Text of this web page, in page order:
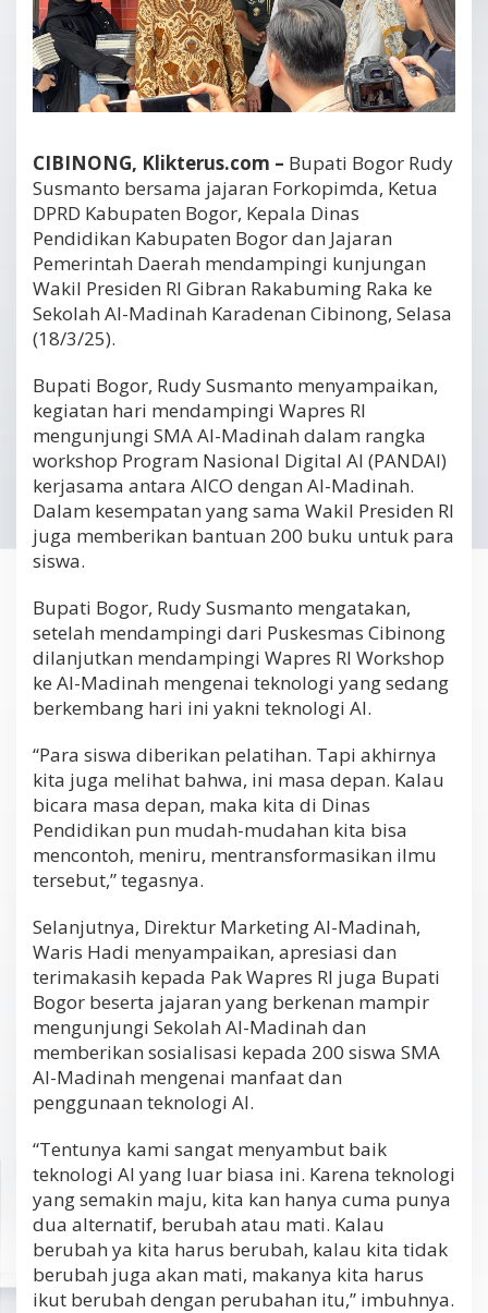
CIBINONG, Klikterus.com – Bupati Bogor Rudy
Susmanto bersama jajaran Forkopimda, Ketua
DPRD Kabupaten Bogor, Kepala Dinas
Pendidikan Kabupaten Bogor dan Jajaran
Pemerintah Daerah mendampingi kunjungan
Wakil Presiden RI Gibran Rakabuming Raka ke
Sekolah Al-Madinah Karadenan Cibinong, Selasa
(18/3/25).
Bupati Bogor, Rudy Susmanto menyampaikan,
kegiatan hari mendampingi Wapres RI
mengunjungi SMA Al-Madinah dalam rangka
workshop Program Nasional Digital AI (PANDAI)
kerjasama antara AICO dengan Al-Madinah.
Dalam kesempatan yang sama Wakil Presiden RI
juga memberikan bantuan 200 buku untuk para
siswa.
Bupati Bogor, Rudy Susmanto mengatakan,
setelah mendampingi dari Puskesmas Cibinong
dilanjutkan mendampingi Wapres RI Workshop
ke Al-Madinah mengenai teknologi yang sedang
berkembang hari ini yakni teknologi AI.
“Para siswa diberikan pelatihan. Tapi akhirnya
kita juga melihat bahwa, ini masa depan. Kalau
bicara masa depan, maka kita di Dinas
Pendidikan pun mudah-mudahan kita bisa
mencontoh, meniru, mentransformasikan ilmu
tersebut,” tegasnya.
Selanjutnya, Direktur Marketing Al-Madinah,
Waris Hadi menyampaikan, apresiasi dan
terimakasih kepada Pak Wapres RI juga Bupati
Bogor beserta jajaran yang berkenan mampir
mengunjungi Sekolah Al-Madinah dan
memberikan sosialisasi kepada 200 siswa SMA
Al-Madinah mengenai manfaat dan
penggunaan teknologi AI.
“Tentunya kami sangat menyambut baik
teknologi AI yang luar biasa ini. Karena teknologi
yang semakin maju, kita kan hanya cuma punya
dua alternatif, berubah atau mati. Kalau
berubah ya kita harus berubah, kalau kita tidak
berubah juga akan mati, makanya kita harus
ikut berubah dengan perubahan itu,” imbuhnya.